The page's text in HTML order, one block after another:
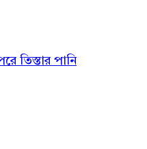
তিস্তার পানি